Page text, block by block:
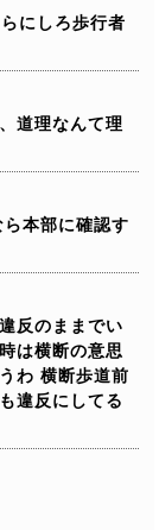
にしろ歩行者
道理なんて理
本部に確認す
反のままでい
は横断の意思
わ 横断歩道前
違反にしてる